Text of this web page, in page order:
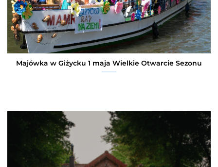
Majówka w Giżycku 1 maja Wielkie Otwarcie Sezonu